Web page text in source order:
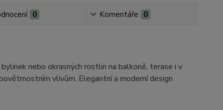
0 Komentáře 0
nebo okrasných rostlin na balkoně, terase i v
vlivům. Elegantní a moderní design